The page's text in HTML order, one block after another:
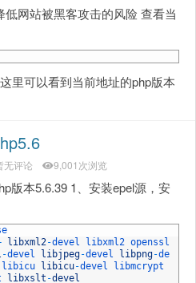
网站被黑客攻击的风险 查看当
里可以看到当前地址的php版本
无评论 9,001次浏览
版本5.6.39 1、安装epel源，安
libxml2-devel libxml2
-devel libjpeg-devel libpng-de
libicu libicu-devel
libxslt -devel